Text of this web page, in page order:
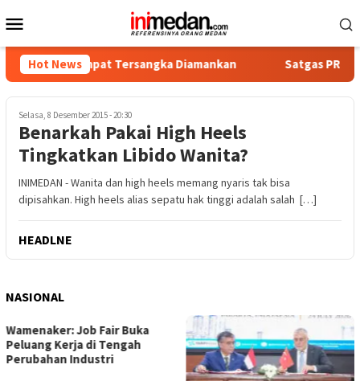
ke
Mobile
Hot News
Empat Tersangka Diamankan Satgas PRR Pacu
Selasa, 8 Desember 2015 - 20:30
Benarkah Pakai High Heels
Tingkatkan Libido Wanita?
INIMEDAN - Wanita dan high heels memang nyaris tak bisa
dipisahkan. High heels alias sepatu hak tinggi adalah salah […]
HEADLNE
NASIONAL